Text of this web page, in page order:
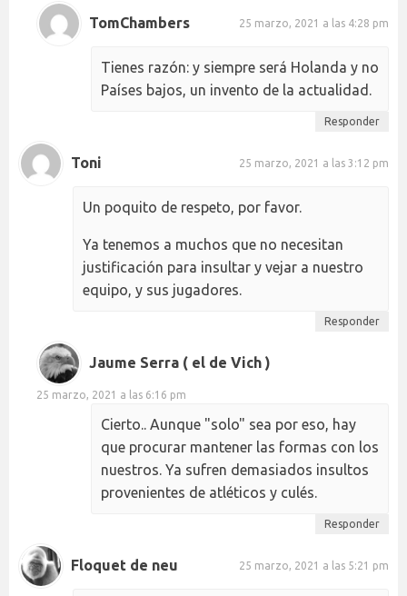
TomChambers 25 marzo, 2021 a las 4:28 pm
Tienes razón: y siempre será Holanda y no
Países bajos, un invento de la actualidad.
Responder
Toni 25 marzo, 2021 a las 3:12 pm
Un poquito de respeto, por favor.
Ya tenemos a muchos que no necesitan
justificación para insultar y vejar a nuestro
equipo, y sus jugadores.
Responder
Jaume Serra ( el de Vich )
25 marzo, 2021 a las 6:16 pm
Cierto.. Aunque "solo" sea por eso, hay
que procurar mantener las formas con los
nuestros. Ya sufren demasiados insultos
provenientes de atléticos y culés.
Responder
Floquet de neu 25 marzo, 2021 a las 5:21 pm